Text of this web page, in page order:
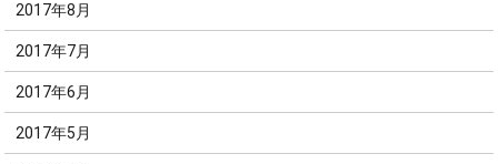
2017年8月
2017年7月
2017年6月
2017年5月